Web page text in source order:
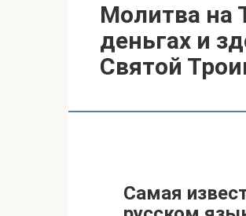
Молитва на
деньгах и
Святой
Самая